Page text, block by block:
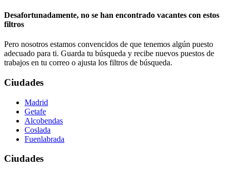
Desafortunadamente, no se han encontrado vacantes con estos
filtros
Pero nosotros estamos convencidos de que tenemos algún puesto
adecuado para ti. Guarda tu búsqueda y recibe nuevos puestos de
trabajos en tu correo o ajusta los filtros de búsqueda.
Ciudades
Madrid
Getafe
Alcobendas
Coslada
Fuenlabrada
Ciudades